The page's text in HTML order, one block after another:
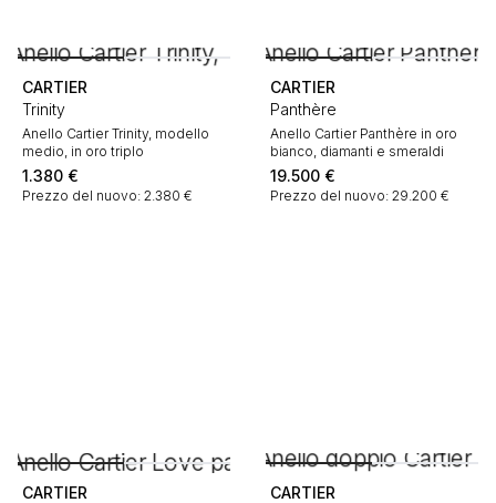
CARTIER
Trinity
Anello Cartier Trinity, modello
medio, in oro triplo
1.380 €
Prezzo del nuovo: 2.380 €
CARTIER
Panthère
Anello Cartier Panthère in oro
bianco, diamanti e smeraldi
19.500 €
Prezzo del nuovo: 29.200 €
CARTIER
CARTIER